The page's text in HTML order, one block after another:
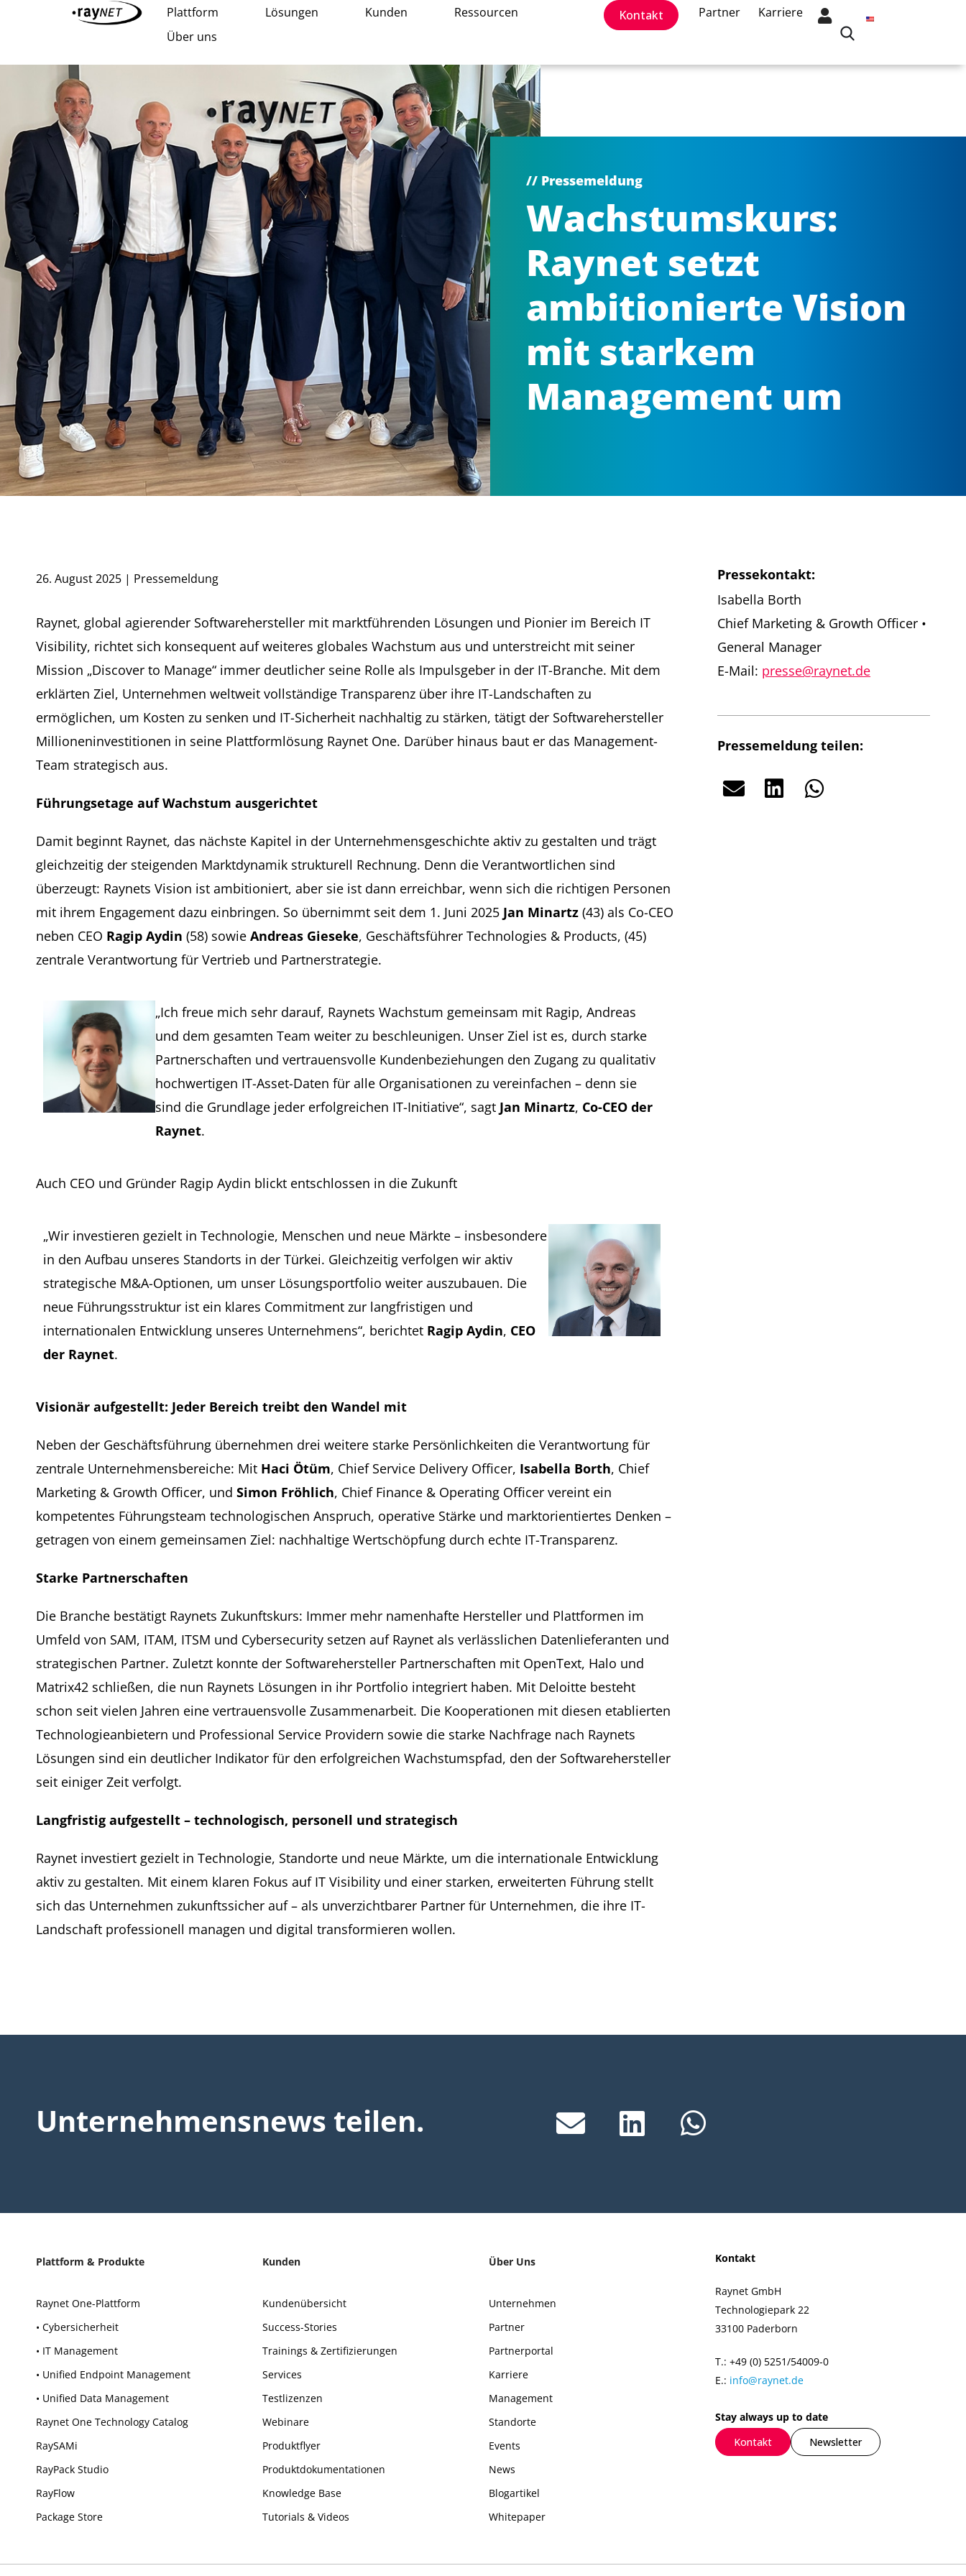
Plattform Lösungen Kunden
Ressourcen
Über uns
Kontakt Partner Karriere
// Pressemeldung
Wachstumskurs:
Raynet setzt
ambitionierte Vision
mit starkem
Management um
26. August 2025 | Pressemeldung
Raynet, global agierender Softwarehersteller mit marktführenden Lösungen und Pionier im Bereich IT
Visibility, richtet sich konsequent auf weiteres globales Wachstum aus und unterstreicht mit seiner
Mission „Discover to Manage“ immer deutlicher seine Rolle als Impulsgeber in der IT-Branche. Mit dem
erklärten Ziel, Unternehmen weltweit vollständige Transparenz über ihre IT-Landschaften zu
ermöglichen, um Kosten zu senken und IT-Sicherheit nachhaltig zu stärken, tätigt der Softwarehersteller
Millioneninvestitionen in seine Plattformlösung Raynet One. Darüber hinaus baut er das Management-
Team strategisch aus.
Führungsetage auf Wachstum ausgerichtet
Damit beginnt Raynet, das nächste Kapitel in der Unternehmensgeschichte aktiv zu gestalten und trägt
gleichzeitig der steigenden Marktdynamik strukturell Rechnung. Denn die Verantwortlichen sind
überzeugt: Raynets Vision ist ambitioniert, aber sie ist dann erreichbar, wenn sich die richtigen Personen
mit ihrem Engagement dazu einbringen. So übernimmt seit dem 1. Juni 2025 Jan Minartz (43) als Co-CEO
neben CEO Ragip Aydin (58) sowie Andreas Gieseke, Geschäftsführer Technologies & Products, (45)
zentrale Verantwortung für Vertrieb und Partnerstrategie.
„Ich freue mich sehr darauf, Raynets Wachstum gemeinsam mit Ragip, Andreas
und dem gesamten Team weiter zu beschleunigen. Unser Ziel ist es, durch starke
Partnerschaften und vertrauensvolle Kundenbeziehungen den Zugang zu qualitativ
hochwertigen IT-Asset-Daten für alle Organisationen zu vereinfachen – denn sie
sind die Grundlage jeder erfolgreichen IT-Initiative“, sagt Jan Minartz, Co-CEO der
Raynet.
Auch CEO und Gründer Ragip Aydin blickt entschlossen in die Zukunft
„Wir investieren gezielt in Technologie, Menschen und neue Märkte – insbesondere
in den Aufbau unseres Standorts in der Türkei. Gleichzeitig verfolgen wir aktiv
strategische M&A-Optionen, um unser Lösungsportfolio weiter auszubauen. Die
neue Führungsstruktur ist ein klares Commitment zur langfristigen und
internationalen Entwicklung unseres Unternehmens“, berichtet Ragip Aydin, CEO
der Raynet.
Visionär aufgestellt: Jeder Bereich treibt den Wandel mit
Neben der Geschäftsführung übernehmen drei weitere starke Persönlichkeiten die Verantwortung für
zentrale Unternehmensbereiche: Mit Haci Ötüm, Chief Service Delivery Officer, Isabella Borth, Chief
Marketing & Growth Officer, und Simon Fröhlich, Chief Finance & Operating Officer vereint ein
kompetentes Führungsteam technologischen Anspruch, operative Stärke und marktorientiertes Denken –
getragen von einem gemeinsamen Ziel: nachhaltige Wertschöpfung durch echte IT-Transparenz.
Starke Partnerschaften
Die Branche bestätigt Raynets Zukunftskurs: Immer mehr namenhafte Hersteller und Plattformen im
Umfeld von SAM, ITAM, ITSM und Cybersecurity setzen auf Raynet als verlässlichen Datenlieferanten und
strategischen Partner. Zuletzt konnte der Softwarehersteller Partnerschaften mit OpenText, Halo und
Matrix42 schließen, die nun Raynets Lösungen in ihr Portfolio integriert haben. Mit Deloitte besteht
schon seit vielen Jahren eine vertrauensvolle Zusammenarbeit. Die Kooperationen mit diesen etablierten
Technologieanbietern und Professional Service Providern sowie die starke Nachfrage nach Raynets
Lösungen sind ein deutlicher Indikator für den erfolgreichen Wachstumspfad, den der Softwarehersteller
seit einiger Zeit verfolgt.
Langfristig aufgestellt – technologisch, personell und strategisch
Raynet investiert gezielt in Technologie, Standorte und neue Märkte, um die internationale Entwicklung
aktiv zu gestalten. Mit einem klaren Fokus auf IT Visibility und einer starken, erweiterten Führung stellt
sich das Unternehmen zukunftssicher auf – als unverzichtbarer Partner für Unternehmen, die ihre IT-
Landschaft professionell managen und digital transformieren wollen.
Pressekontakt:
Isabella Borth
Chief Marketing & Growth Officer •
General Manager
E-Mail: presse@raynet.de
Pressemeldung teilen:
Unternehmensnews teilen.
Plattform & Produkte
Raynet One-Plattform
• Cybersicherheit
• IT Management
• Unified Endpoint Management
• Unified Data Management
Raynet One Technology Catalog
RaySAMi
RayPack Studio
RayFlow
Package Store
Kunden
Kundenübersicht
Success-Stories
Trainings & Zertifizierungen
Services
Testlizenzen
Webinare
Produktflyer
Produktdokumentationen
Knowledge Base
Tutorials & Videos
Über Uns
Unternehmen
Partner
Partnerportal
Karriere
Management
Standorte
Events
News
Blogartikel
Whitepaper
Kontakt
Raynet GmbH
Technologiepark 22
33100 Paderborn
T.: +49 (0) 5251/54009-0
E.: info@raynet.de
Stay always up to date
Kontakt
Newsletter